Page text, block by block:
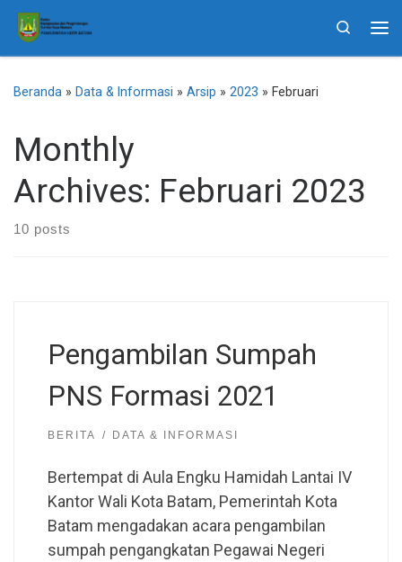
Skip to content
Search
Beranda » Data & Informasi » Arsip » 2023 » Februari
Monthly
Archives: Februari 2023
10 posts
Pengambilan Sumpah
PNS Formasi 2021
BERITA DATA & INFORMASI
Bertempat di Aula Engku Hamidah Lantai IV
Kantor Wali Kota Batam, Pemerintah Kota
Batam mengadakan acara pengambilan
sumpah pengangkatan Pegawai Negeri